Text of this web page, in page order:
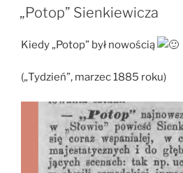
W
„Potop” Sienkiewicza
Kiedy „Potop” był nowością
(„Tydzień”, marzec 1885 roku)